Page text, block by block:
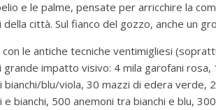
e le palme, pensate per arricchire la
città. Sul fianco del gozzo, anche un
le antiche tecniche ventimigliesi
impatto visivo: 4 mila garofani
blu/viola, 30 mazzi di edera verde,
e bianchi, 500 anemoni tra bianchi e blu,